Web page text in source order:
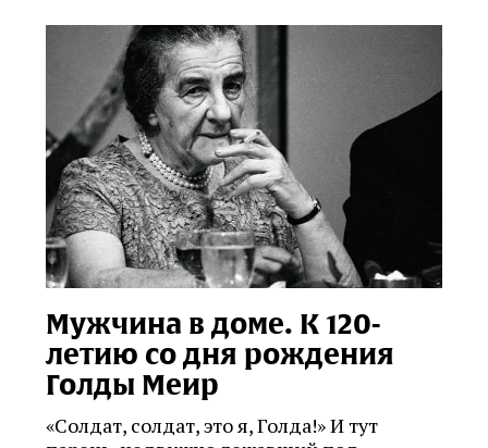
Мужчина в доме. К 120-
летию со дня рождения
Голды Меир
«Солдат, солдат, это я, Голда!» И тут